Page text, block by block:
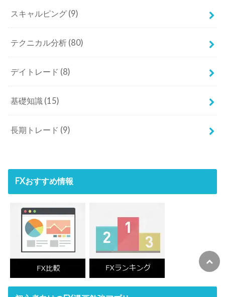
スキャルピング (9)
テクニカル分析 (80)
デイトレード (8)
基礎知識 (15)
長期トレード (9)
FXおすすめ情報